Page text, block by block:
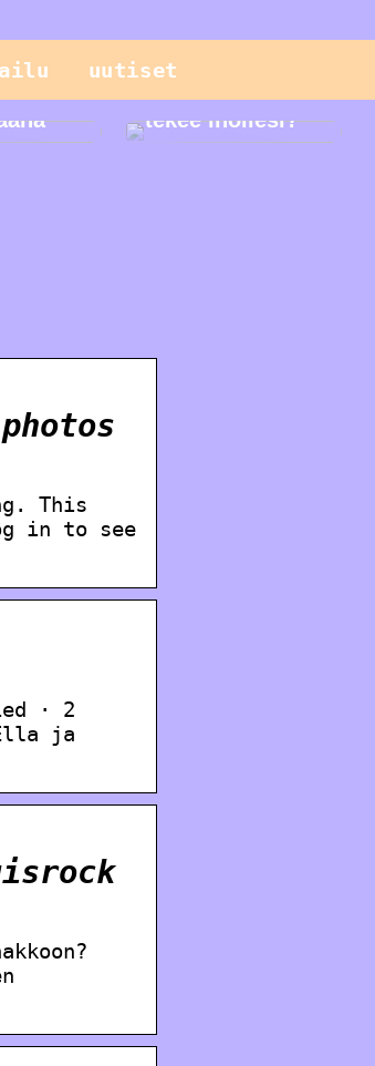
uutiset
kun
Mitä seerumi
tekee ihollesi?
This
in to see
· 2
ja